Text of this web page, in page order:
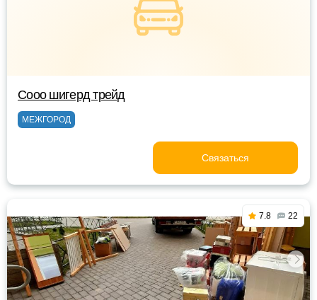
Сооо шигерд трейд
МЕЖГОРОД
Связаться
7.8 22